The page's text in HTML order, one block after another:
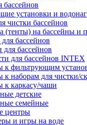
установки и
чистки бассейнов
(тенты) на бассейны и
бассейнов
для бассейнов
для бассейнов INTEX
к фильтрующим
к наборам для чистки/
к каркасу/чаши
детские
семейные
центры
и игры на воде